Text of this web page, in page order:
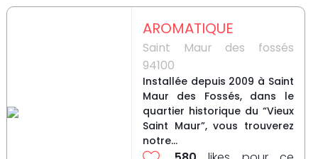
AROMATIQUE
Saint Maur des fossés
94100
Installée depuis 2009 à Saint
Maur des Fossés, dans le
quartier historique du “Vieux
Saint Maur”, vous trouverez
notre...